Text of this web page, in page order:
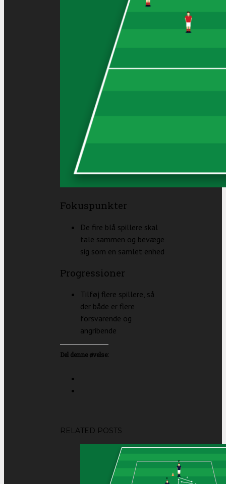
Fokuspunkter
De fire blå spillere skal
tale sammen og bevæge
sig som en samlet enhed
Progressioner
Tilføj flere spillere, så
der både er flere
forsvarende og
angribende
Del denne øvelse:
RELATED POSTS